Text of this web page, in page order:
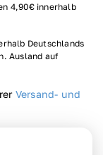
4,90€ innerhalb
Deutschlands
Ausland auf
Versand- und